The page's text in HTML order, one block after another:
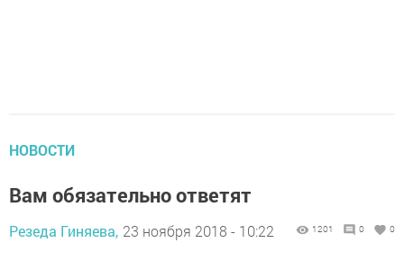
НОВОСТИ
Вам обязательно ответят
Резеда Гиняева, 23 ноября 2018 - 10:22 1201 0 0